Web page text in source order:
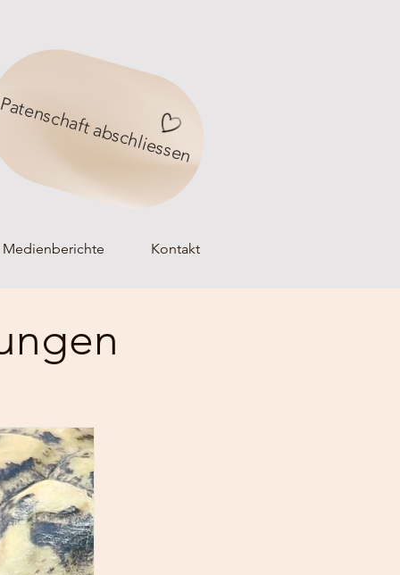
Patenschaft abschliessen
Medienberichte Kontakt